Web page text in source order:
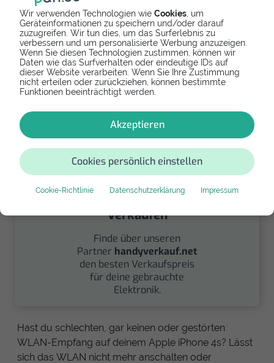
Wir verwenden Technologien wie Cookies , um
Geräteinformationen zu speichern und/oder darauf
zuzugreifen. Wir tun dies, um das Surferlebnis zu
verbessern und um personalisierte Werbung anzuzeigen.
Wenn Sie diesen Technologien zustimmen, können wir
Daten wie das Surfverhalten oder eindeutige IDs auf
dieser Website verarbeiten. Wenn Sie Ihre Zustimmung
nicht erteilen oder zurückziehen, können bestimmte
Funktionen beeinträchtigt werden.
Akzeptieren
Cookies persönlich einstellen
Cookie-Richtlinie Datenschutzerklärung Impressum
Spenden
Spende Dein Gerät über
handysfuerdieumwelt.de
Verkaufen
Finde über unseren
Partner handyverkauf.net
den besten Verkaufspreis
für deine gebrauchte
Elektronik.
Hast du schlechten, gar keinen oder gestörten
WLAN-Empfang auf deinem Apple iPhone 4s? Lässt
sich das WLAN nicht mehr anschalten oder